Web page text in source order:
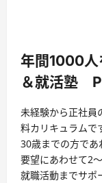
年間1000人
＆就活塾
未経験から正社員
料カリキュラムで
30歳までの方であ
要望にあわせて2
就職活動までサポ